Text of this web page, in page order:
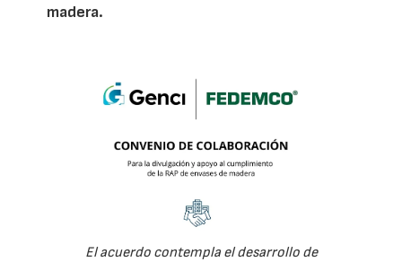
madera.
El acuerdo contempla el desarrollo de